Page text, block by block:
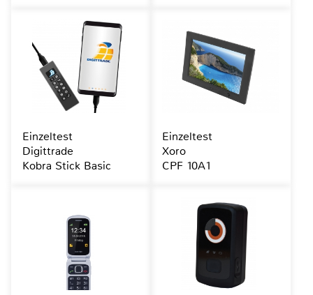
Einzeltest
Digittrade
Kobra Stick Basic
Einzeltest
Xoro
CPF 10A1